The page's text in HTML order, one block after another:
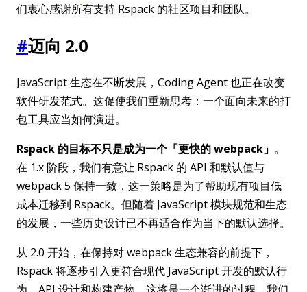
们衷心感谢所有支持 Rspack 的社区项目和团队。
#迈向 2.0
JavaScript 生态在不断发展，Coding Agent 也正在改变
软件研发范式。这促使我们重新思考：一个面向未来的打
包工具应当如何演进。
Rspack 的目标不只是成为一个「更快的 webpack」 。
在 1.x 阶段，我们有意让 Rspack 的 API 和默认值与
webpack 5 保持一致，这一策略是为了帮助现有项目低
成本迁移到 Rspack。但随着 JavaScript 模块规范和生态
的发展，一些历史设计已不再适合作为当下的默认选择。
从 2.0 开始，在保持对 webpack 生态兼容的前提下，
Rspack 将逐步引入更符合现代 JavaScript 开发的默认行
为、API 设计和构建产物。这将是一个渐进的过程，我们